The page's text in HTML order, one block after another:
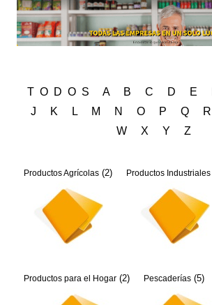
TODOS A B C D E
J
K L M N O P Q R
W
X Y Z
Productos Agrícolas (2) Productos Industriales
Productos para el Hogar (2) Pescaderías (5)